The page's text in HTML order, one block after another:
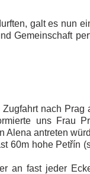
galt es nun
Gemeinschaft
nach Prag
uns Frau
Alena antreten
60m hohe Petřín
an fast jeder